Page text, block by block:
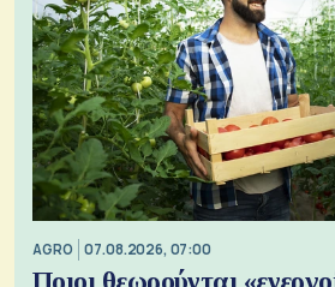
AGRO 07.08.2026, 07:00